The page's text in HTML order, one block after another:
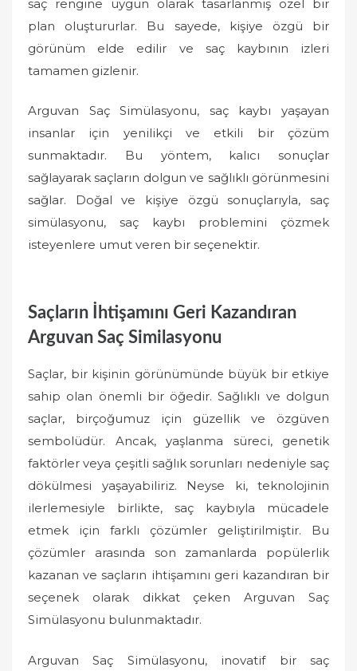
saç rengine uygun olarak tasarlanmış özel bir
plan oluştururlar. Bu sayede, kişiye özgü bir
görünüm elde edilir ve saç kaybının izleri
tamamen gizlenir.
Arguvan Saç Simülasyonu, saç kaybı yaşayan
insanlar için yenilikçi ve etkili bir çözüm
sunmaktadır. Bu yöntem, kalıcı sonuçlar
sağlayarak saçların dolgun ve sağlıklı görünmesini
sağlar. Doğal ve kişiye özgü sonuçlarıyla, saç
simülasyonu, saç kaybı problemini çözmek
isteyenlere umut veren bir seçenektir.
Saçların İhtişamını Geri Kazandıran
Arguvan Saç Similasyonu
Saçlar, bir kişinin görünümünde büyük bir etkiye
sahip olan önemli bir öğedir. Sağlıklı ve dolgun
saçlar, birçoğumuz için güzellik ve özgüven
sembolüdür. Ancak, yaşlanma süreci, genetik
faktörler veya çeşitli sağlık sorunları nedeniyle saç
dökülmesi yaşayabiliriz. Neyse ki, teknolojinin
ilerlemesiyle birlikte, saç kaybıyla mücadele
etmek için farklı çözümler geliştirilmiştir. Bu
çözümler arasında son zamanlarda popülerlik
kazanan ve saçların ihtişamını geri kazandıran bir
seçenek olarak dikkat çeken Arguvan Saç
Simülasyonu bulunmaktadır.
Arguvan Saç Simülasyonu, inovatif bir saç